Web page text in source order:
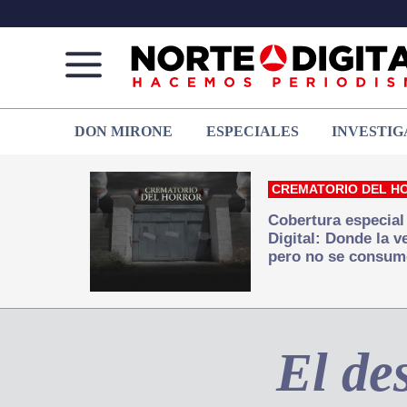
de
Juárez
que
hacemos periodismo
DON MIRONE ESPECIALES
CREMATORIO DEL
Cobertura
Digital: Donde la
pero no se
El